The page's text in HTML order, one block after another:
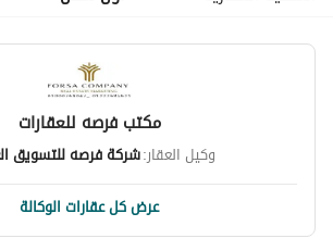
مكتب فرصه للعقارات
وكيل العقار:شركة فرصه للتسويق
عرض كل عقارات الوكالة